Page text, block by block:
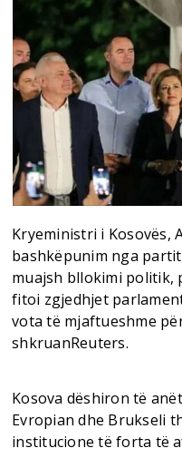
Kryeministri i
bashkëpunim nga
muajsh bllokimi politik,
fitoi zgjedhjet
vota të mjaftueshme
shkruanReuters.
Kosova dëshiron të
Evropian dhe Brukseli
institucione të forta të